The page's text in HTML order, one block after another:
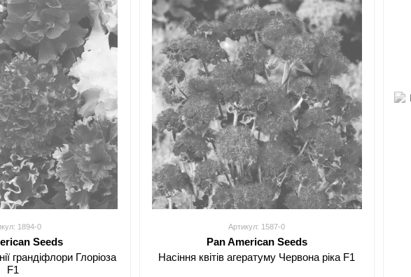
1894-0
Seeds
грандіфлори Глоріоза
F1
Артикул: 1587-0
Pan American Seeds
Насіння квітів агератуму Червона ріка F1